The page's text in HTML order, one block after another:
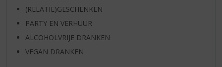
(RELATIE)GESCHENKEN
PARTY EN VERHUUR
ALCOHOLVRIJE DRANKEN
VEGAN DRANKEN